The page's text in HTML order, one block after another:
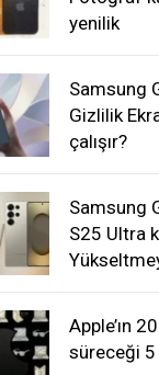
yenilik
Samsung
Gizlilik
çalışır?
Samsung
S25 Ultra
Apple’ın
süreceği 5